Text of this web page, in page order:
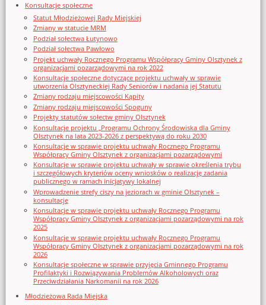
Konsultacje społeczne
Statut Młodzieżowej Rady Miejskiej
Zmiany w statucie MRM
Podział sołectwa Łutynowo
Podział sołectwa Pawłowo
Projekt uchwały Rocznego Programu Współpracy Gminy Olsztynek z
organizacjami pozarządowymi na rok 2022
Konsultacje społeczne dotyczące projektu uchwały w sprawie
utworzenia Olsztyneckiej Rady Seniorów i nadania jej Statutu
Zmiany rodzaju miejscowości Kąpity
Zmiany rodzaju miejscowości Spoguny
Projekty statutów sołectw gminy Olsztynek
Konsultacje projektu „Programu Ochrony Środowiska dla Gminy
Olsztynek na lata 2023-2026 z perspektywą do roku 2030
Konsultacje w sprawie projektu uchwały Rocznego Programu
Współpracy Gminy Olsztynek z organizacjami pozarządowymi
Konsultacje w sprawie projektu uchwały w sprawie określenia trybu
i szczegółowych kryteriów oceny wniosków o realizację zadania
publicznego w ramach inicjatywy lokalnej
Wprowadzenie strefy ciszy na jeziorach w gminie Olsztynek –
konsultacje
Konsultacje w sprawie projektu uchwały Rocznego Programu
Współpracy Gminy Olsztynek z organizacjami pozarządowymi na rok
2025
Konsultacje w sprawie projektu uchwały Rocznego Programu
Współpracy Gminy Olsztynek z organizacjami pozarządowymi na rok
2026
Konsultacje społeczne w sprawie przyjęcia Gminnego Programu
Profilaktyki i Rozwiązywania Problemów Alkoholowych oraz
Przeciwdziałania Narkomanii na rok 2026
Młodzieżowa Rada Miejska